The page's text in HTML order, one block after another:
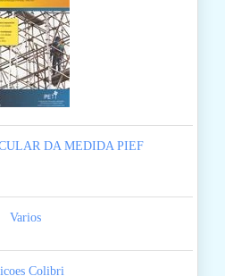
DA MEDIDA PIEF
Varios
Colibri